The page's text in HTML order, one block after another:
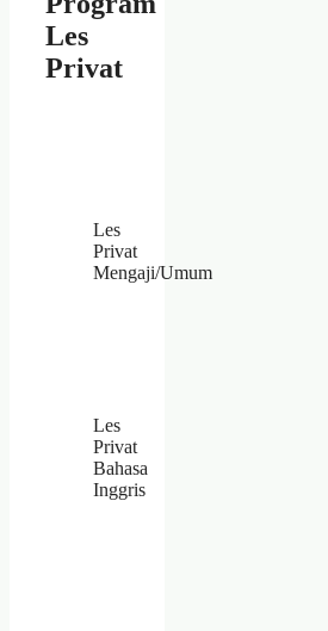
Les
Privat
Les
Privat
Mengaji/Umum
Les
Privat
Bahasa
Inggris